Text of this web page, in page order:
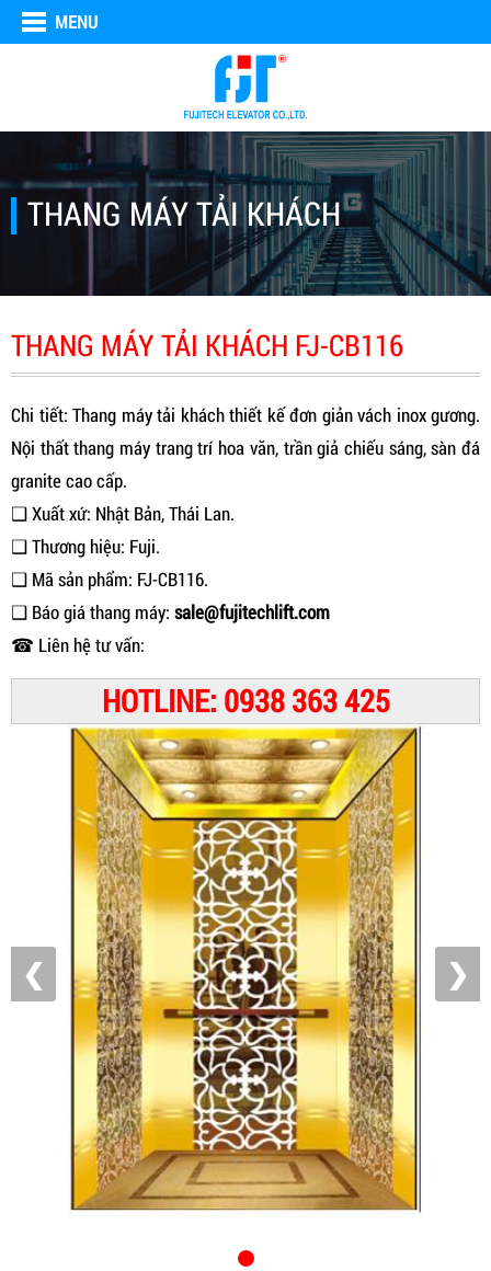
MENU
THANG MÁY TẢI KHÁCH
THANG MÁY TẢI KHÁCH FJ-CB116
Chi tiết: Thang máy tải khách thiết kế đơn giản vách inox gương.
Nội thất thang máy trang trí hoa văn, trần giả chiếu sáng, sàn đá
granite cao cấp.
❑ Xuất xứ: Nhật Bản, Thái Lan.
❑ Thương hiệu: Fuji.
❑ Mã sản phẩm: FJ-CB116.
❑ Báo giá thang máy: sale@fujitechlift.com
☎ Liên hệ tư vấn:
HOTLINE: 0938 363 425
❮ ❯